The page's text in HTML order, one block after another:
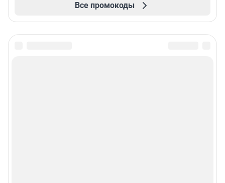
Все промокоды